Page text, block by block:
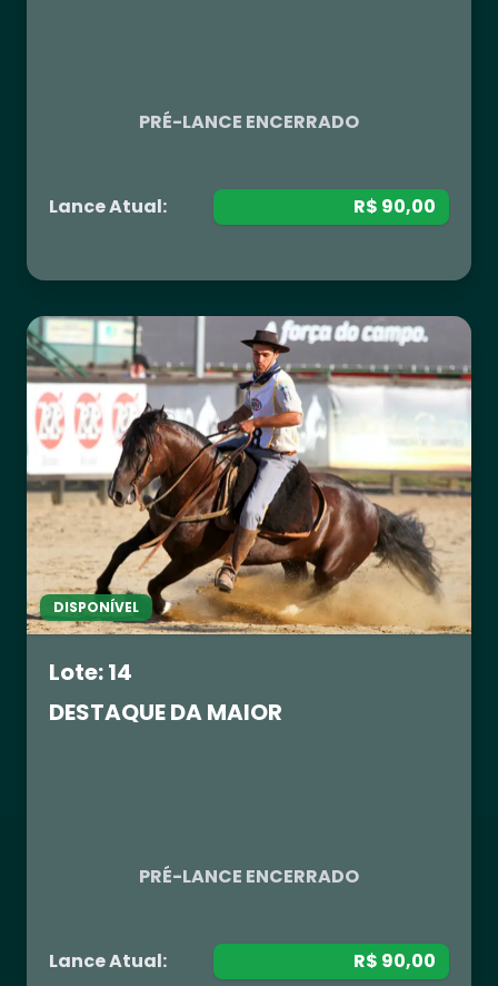
PRÉ-LANCE ENCERRADO
Lance Atual: R$ 90,00
DISPONÍVEL
Lote: 14
DESTAQUE DA MAIOR
PRÉ-LANCE ENCERRADO
Lance Atual: R$ 90,00